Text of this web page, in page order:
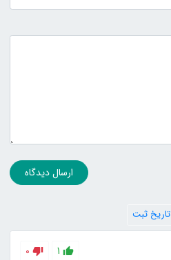
ارسال دیدگاه
تاریخ ثبت
1
0